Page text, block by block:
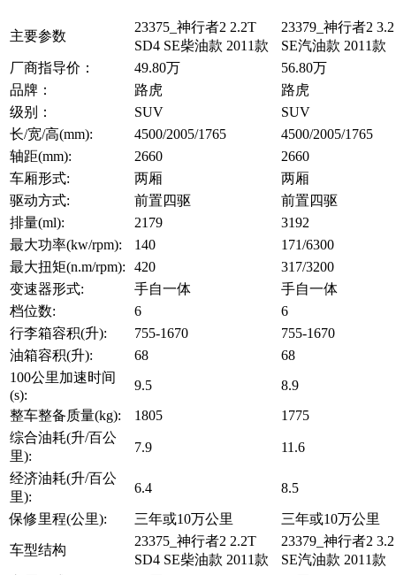
主要参数
23375_神行者2 2.2T
SD4 SE柴油款 2011款
23379_神行者2
SE汽油款 2011款
厂商指导价：
49.80万
56.80万
品牌：
路虎
路虎
级别：
SUV
SUV
长/宽/高(mm):
4500/2005/1765
4500/2005/1765
轴距(mm):
2660
2660
车厢形式:
两厢
两厢
驱动方式:
前置四驱
前置四驱
排量(ml):
2179
3192
最大功率(kw/rpm):
140
171/6300
最大扭矩(n.m/rpm):
420
317/3200
变速器形式:
手自一体
手自一体
档位数:
6
6
行李箱容积(升):
755-1670
755-1670
油箱容积(升):
68
68
100公里加速时间
(s):
9.5
8.9
整车整备质量(kg):
1805
1775
综合油耗(升/百公
里):
7.9 11.6
经济油耗(升/百公
里):
6.4 8.5
保修里程(公里): 三年或10万公里 三年或10万公里
车型结构
23375_神行者2 2.2T
SD4 SE柴油款 2011款
23379_神行者2
SE汽油款 2011款